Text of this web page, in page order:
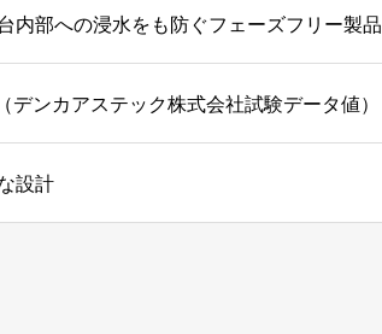
内部への浸水をも防ぐフェーズフリー製品
ンカアステック株式会社試験データ値）
設計